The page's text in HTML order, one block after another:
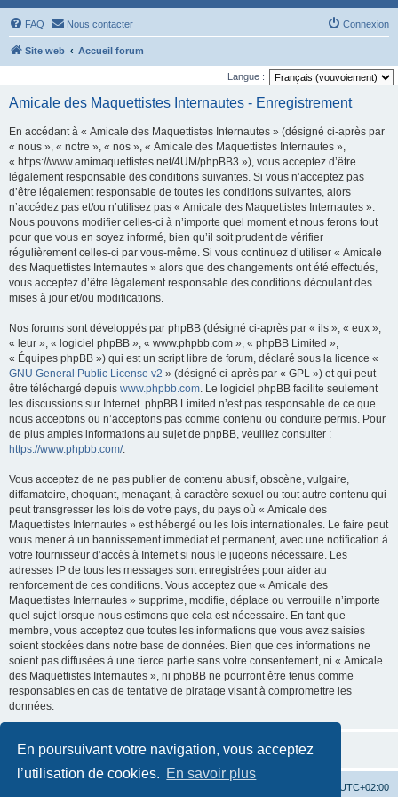
En poursuivant votre navigation, vous acceptez
l’utilisation de cookies. En savoir plus
FAQ Nous contacter Connexion
Site web Accueil forum
Langue :
Amicale des Maquettistes Internautes - Enregistrement
En accédant à « Amicale des Maquettistes Internautes » (désigné ci-après par
« nous », « notre », « nos », « Amicale des Maquettistes Internautes »,
« https://www.amimaquettistes.net/4UM/phpBB3 »), vous acceptez d’être
légalement responsable des conditions suivantes. Si vous n’acceptez pas
d’être légalement responsable de toutes les conditions suivantes, alors
n’accédez pas et/ou n’utilisez pas « Amicale des Maquettistes Internautes ».
Nous pouvons modifier celles-ci à n’importe quel moment et nous ferons tout
pour que vous en soyez informé, bien qu’il soit prudent de vérifier
régulièrement celles-ci par vous-même. Si vous continuez d’utiliser « Amicale
des Maquettistes Internautes » alors que des changements ont été effectués,
vous acceptez d’être légalement responsable des conditions découlant des
mises à jour et/ou modifications.
Nos forums sont développés par phpBB (désigné ci-après par « ils », « eux »,
« leur », « logiciel phpBB », « www.phpbb.com », « phpBB Limited »,
« Équipes phpBB ») qui est un script libre de forum, déclaré sous la licence «
GNU General Public License v2 » (désigné ci-après par « GPL ») et qui peut
être téléchargé depuis www.phpbb.com. Le logiciel phpBB facilite seulement
les discussions sur Internet. phpBB Limited n’est pas responsable de ce que
nous acceptons ou n’acceptons pas comme contenu ou conduite permis. Pour
de plus amples informations au sujet de phpBB, veuillez consulter :
https://www.phpbb.com/.
Vous acceptez de ne pas publier de contenu abusif, obscène, vulgaire,
diffamatoire, choquant, menaçant, à caractère sexuel ou tout autre contenu qui
peut transgresser les lois de votre pays, du pays où « Amicale des
Maquettistes Internautes » est hébergé ou les lois internationales. Le faire peut
vous mener à un bannissement immédiat et permanent, avec une notification à
votre fournisseur d’accès à Internet si nous le jugeons nécessaire. Les
adresses IP de tous les messages sont enregistrées pour aider au
renforcement de ces conditions. Vous acceptez que « Amicale des
Maquettistes Internautes » supprime, modifie, déplace ou verrouille n’importe
quel sujet lorsque nous estimons que cela est nécessaire. En tant que
membre, vous acceptez que toutes les informations que vous avez saisies
soient stockées dans notre base de données. Bien que ces informations ne
soient pas diffusées à une tierce partie sans votre consentement, ni « Amicale
des Maquettistes Internautes », ni phpBB ne pourront être tenus comme
responsables en cas de tentative de piratage visant à compromettre les
données.
UTC+02:00